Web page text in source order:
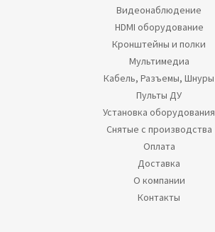
Видеонаблюдение
HDMI оборудование
Кронштейны и полки
Мультимедиа
Кабель, Разъемы, Шнуры
Пульты ДУ
Установка оборудования
Снятые с производства
Оплата
Доставка
О компании
Контакты